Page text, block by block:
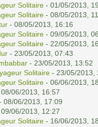
Solitaire- 01/05/2013,
Solitaire- 08/05/2013,
- 08/05/2013, 16:16
Solitaire- 09/05/2013,
Solitaire- 22/05/2013,
- 23/05/2013, 07:43
- 23/05/2013, 13:52
Solitaire- 23/05/2013,
Solitaire- 06/06/2013,
06/2013, 16:57
08/06/2013, 17:09
06/2013, 12:27
Solitaire- 16/06/2013,